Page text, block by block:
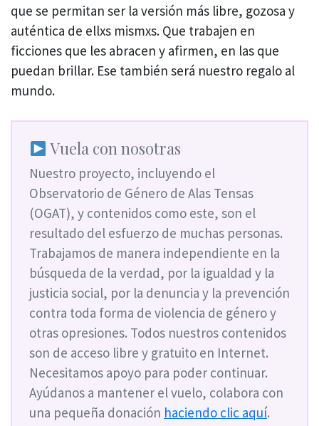
que se permitan ser la versión más libre, gozosa y
auténtica de ellxs mismxs. Que trabajen en
ficciones que les abracen y afirmen, en las que
puedan brillar. Ese también será nuestro regalo al
mundo.
Vuela con nosotras
Nuestro proyecto, incluyendo el
Observatorio de Género de Alas Tensas
(OGAT), y contenidos como este, son el
resultado del esfuerzo de muchas personas.
Trabajamos de manera independiente en la
búsqueda de la verdad, por la igualdad y la
justicia social, por la denuncia y la prevención
contra toda forma de violencia de género y
otras opresiones. Todos nuestros contenidos
son de acceso libre y gratuito en Internet.
Necesitamos apoyo para poder continuar.
Ayúdanos a mantener el vuelo, colabora con
una pequeña donación haciendo clic aquí.